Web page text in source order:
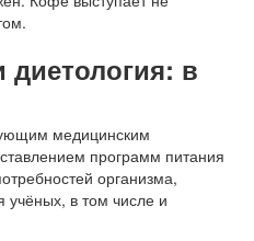
диетология: в
медицинским
программ питания
организма,
учёных, в том числе и